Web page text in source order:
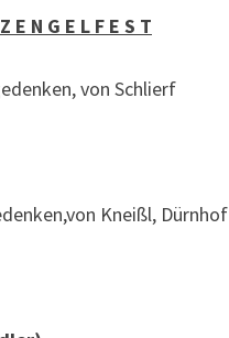
E N G E L F E S T
von Schlierf
Kneißl, Dürnhof